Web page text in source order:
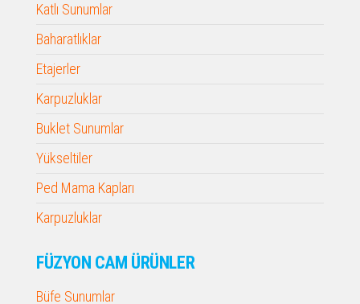
Katlı Sunumlar
Baharatlıklar
Etajerler
Karpuzluklar
Buklet Sunumlar
Yükseltiler
Ped Mama Kapları
Karpuzluklar
FÜZYON CAM ÜRÜNLER
Büfe Sunumlar